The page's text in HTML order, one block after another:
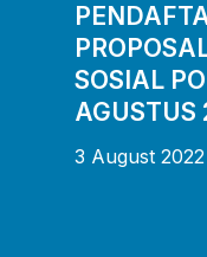
SOSIAL
AGUSTUS
3 August 2022